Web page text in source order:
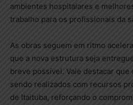
ambientes hospitalares e
trabalho para os profissionais da
As obras seguem em ritmo
que a nova estrutura seja
breve possível. Vale destacar
sendo realizados com recursos
de Itaituba, reforçando o